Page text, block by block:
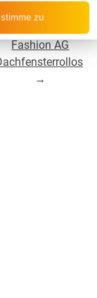
Für Velux GPL
Fashion AG
→
zu